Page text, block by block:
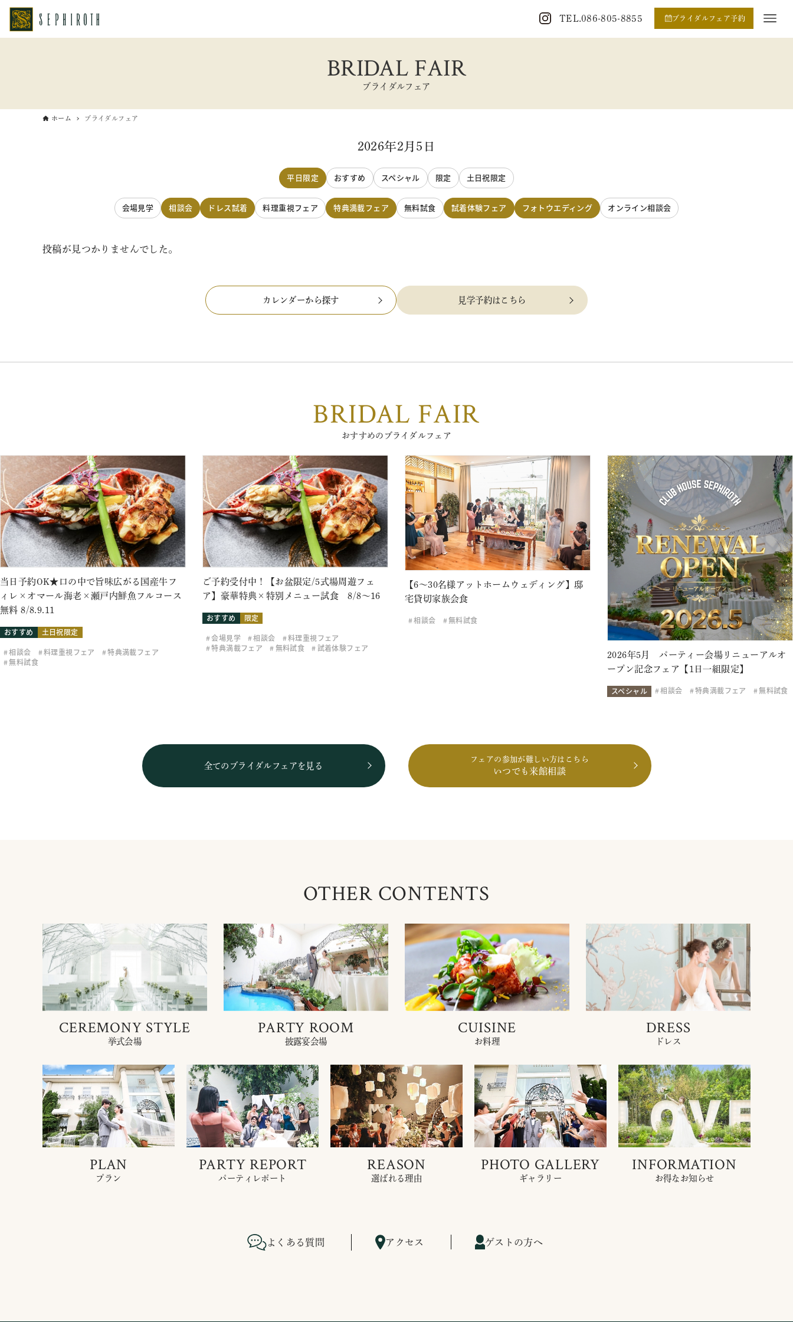
TEL.086-805-8855 ブライダルフェア予約
BRIDAL FAIR
ブライダルフェア
ホーム ブライダルフェア
2026年2月5日
平日限定 おすすめ スペシャル 限定 土日祝限定
会場見学 相談会 ドレス試着 料理重視フェア 特典満載フェア 無料試食 試着体験フェア フォトウエディング オンライン相談会
投稿が見つかりませんでした。
カレンダーから探す 見学予約はこちら
BRIDAL FAIR
おすすめのブライダルフェア
当日予約OK★口の中で旨味広がる国産牛フ
ィレ×オマール海老×瀬戸内鮮魚フルコース
無料 8/8.9.11
おすすめ
土日祝限定
相談会
料理重視フェア
特典満載フェア
無料試食
ご予約受付中！【お盆限定/5式場周遊フェ
ア】豪華特典×特別メニュー試食 8/8～16
おすすめ
限定
会場見学
相談会
料理重視フェア
特典満載フェア
無料試食 試着体験フェア
【6～30名様アットホームウェディング】邸
宅貸切家族会食
相談会 無料試食
2026年5月 パーティー会場リニューアルオ
ープン記念フェア【1日一組限定】
スペシャル 相談会 特典満載フェア 無料試食
全てのブライダルフェアを見る
フェアの参加が難しい方はこちら
いつでも来館相談
OTHER CONTENTS
CEREMONY STYLE
挙式会場
PARTY ROOM
披露宴会場
CUISINE
お料理
DRESS
ドレス
PLAN
プラン
PARTY REPORT
パーティレポート
REASON
選ばれる理由
PHOTO GALLERY
ギャラリー
INFORMATION
お得なお知らせ
よくある質問 アクセス ゲストの方へ